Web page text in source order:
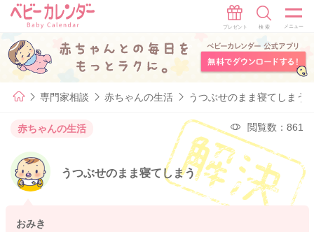
専門家相談 赤ちゃんの生活 うつぶせのまま寝てしまう
赤ちゃんの生活 閲覧数：861
うつぶせのまま寝てしまう
おみき